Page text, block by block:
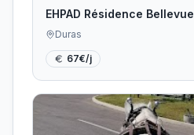
EHPAD Résidence Bellevue
Duras
67€/j